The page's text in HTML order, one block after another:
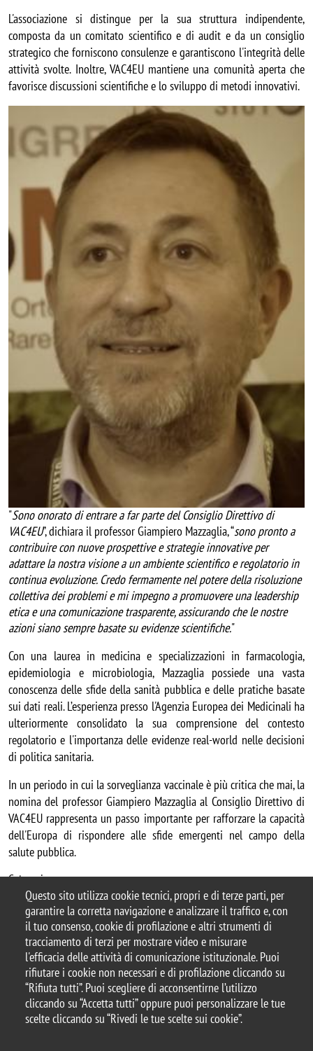
Questo sito utilizza cookie tecnici, propri e di terze parti, per
garantire la corretta navigazione e analizzare il traffico e, con
il tuo consenso, cookie di profilazione e altri strumenti di
tracciamento di terzi per mostrare video e misurare
l'efficacia delle attività di comunicazione istituzionale. Puoi
rifiutare i cookie non necessari e di profilazione cliccando su
“Rifiuta tutti”. Puoi scegliere di acconsentirne l’utilizzo
cliccando su “Accetta tutti” oppure puoi personalizzare le tue
scelte cliccando su “Rivedi le tue scelte sui cookie”.
L'associazione si distingue per la sua struttura indipendente,
composta da un comitato scientifico e di audit e da un consiglio
strategico che forniscono consulenze e garantiscono l'integrità delle
attività svolte. Inoltre, VAC4EU mantiene una comunità aperta che
favorisce discussioni scientifiche e lo sviluppo di metodi innovativi.
"Sono onorato di entrare a far parte del Consiglio Direttivo di
VAC4EU”, dichiara il professor Giampiero Mazzaglia, “sono pronto a
contribuire con nuove prospettive e strategie innovative per
adattare la nostra visione a un ambiente scientifico e regolatorio in
continua evoluzione. Credo fermamente nel potere della risoluzione
collettiva dei problemi e mi impegno a promuovere una leadership
etica e una comunicazione trasparente, assicurando che le nostre
azioni siano sempre basate su evidenze scientifiche."
Con una laurea in medicina e specializzazioni in farmacologia,
epidemiologia e microbiologia, Mazzaglia possiede una vasta
conoscenza delle sfide della sanità pubblica e delle pratiche basate
sui dati reali. L’esperienza presso l'Agenzia Europea dei Medicinali ha
ulteriormente consolidato la sua comprensione del contesto
regolatorio e l'importanza delle evidenze real-world nelle decisioni
di politica sanitaria.
In un periodo in cui la sorveglianza vaccinale è più critica che mai, la
nomina del professor Giampiero Mazzaglia al Consiglio Direttivo di
VAC4EU rappresenta un passo importante per rafforzare la capacità
dell'Europa di rispondere alle sfide emergenti nel campo della
salute pubblica.
Categoria news
Ricerca
© 2025 Università degli Studi di Milano-Bicocca
Piazza dell'Ateneo Nuovo, 1 - 20126, Milano
Casella PEC:ateneo.bicocca@pec.unimib.it
P.I. 12621570154 | redazioneweb@unimib.it